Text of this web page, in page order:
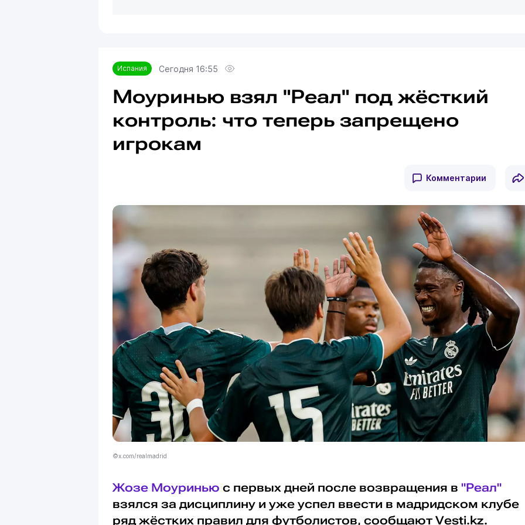
Испания Сегодня 16:55
Моуринью взял "Реал" под жёсткий
контроль: что теперь запрещено
игрокам
Комментарии
©x.com/realmadrid
Жозе Моуринью с первых дней после возвращения в "Реал"
взялся за дисциплину и уже успел ввести в мадридском клубе
ряд жёстких правил для футболистов, сообщают Vesti.kz.